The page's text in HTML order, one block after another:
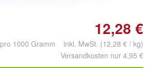
12,28 €
pro 1000 Gramm inkl. MwSt. (12,28 € / kg)
Versandkosten nur 4,95 €